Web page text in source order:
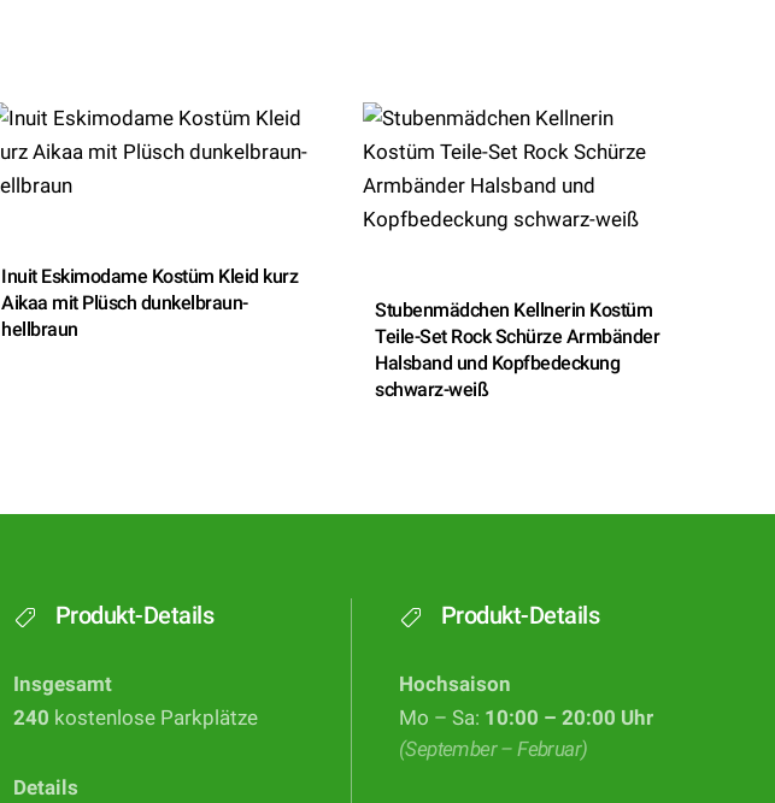
Inuit Eskimodame Kostüm Kleid kurz
Aikaa mit Plüsch dunkelbraun-
hellbraun
Stubenmädchen Kellnerin Kostüm
Teile-Set Rock Schürze Armbänder
Halsband und Kopfbedeckung
schwarz-weiß
Produkt-Details
Insgesamt
240 kostenlose Parkplätze
Details
Produkt-Details
Hochsaison
Mo – Sa: 10:00 – 20:00 Uhr
(September – Februar)